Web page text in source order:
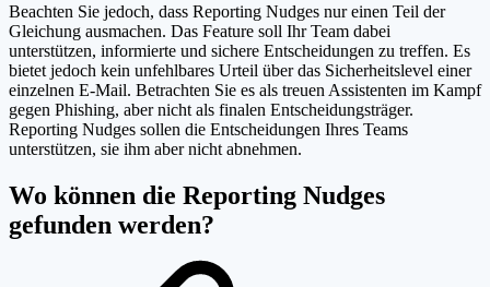
Beachten Sie jedoch, dass Reporting Nudges nur einen Teil der
Gleichung ausmachen. Das Feature soll Ihr Team dabei
unterstützen, informierte und sichere Entscheidungen zu treffen. Es
bietet jedoch kein unfehlbares Urteil über das Sicherheitslevel einer
einzelnen E-Mail. Betrachten Sie es als treuen Assistenten im Kampf
gegen Phishing, aber nicht als finalen Entscheidungsträger.
Reporting Nudges sollen die Entscheidungen Ihres Teams
unterstützen, sie ihm aber nicht abnehmen.
Wo können die Reporting Nudges
gefunden werden?